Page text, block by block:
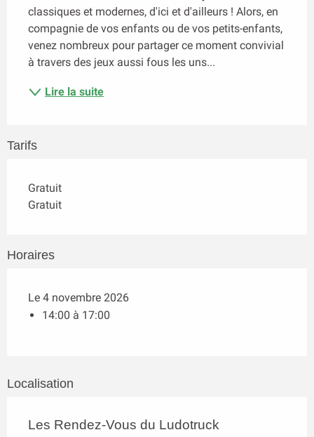
classiques et modernes, d'ici et d'ailleurs ! Alors, en
compagnie de vos enfants ou de vos petits-enfants,
venez nombreux pour partager ce moment convivial
à travers des jeux aussi fous les uns...
Lire la suite
Tarifs
Gratuit
Gratuit
Horaires
Le 4 novembre 2026
14:00 à 17:00
Localisation
Les Rendez-Vous du Ludotruck